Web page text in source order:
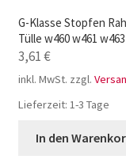
G-Klasse Stopfen
Tülle w460 w461
3,61€
inkl. MwSt. zzgl.
Lieferzeit: 1-3 Tage
In den